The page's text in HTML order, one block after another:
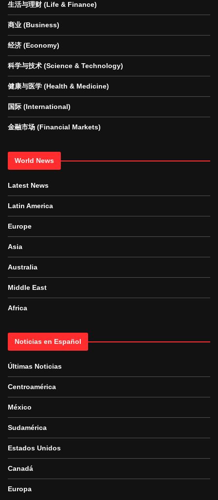
生活与理财 (Life & Finance)
商业 (Business)
经济 (Economy)
科学与技术 (Science & Technology)
健康与医学 (Health & Medicine)
国际 (International)
金融市场 (Financial Markets)
World News
Latest News
Latin America
Europe
Asia
Australia
Middle East
Africa
Noticias en Español
Últimas Noticias
Centroamérica
México
Sudamérica
Estados Unidos
Canadá
Europa